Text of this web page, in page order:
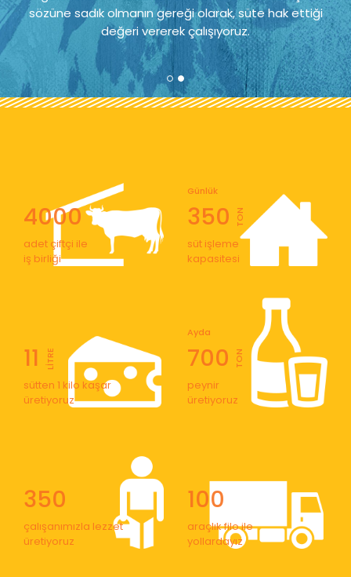
sözüne sadık olmanın gereği olarak, süte hak ettiği
değeri vererek çalışıyoruz.
4000
adet çiftçi ile
iş birliği
350
Günlük
TON
süt işleme
kapasitesi
11 LİTRE
sütten 1 kilo kaşar
üretiyoruz
700
Ayda
TON
peynir
üretiyoruz
350
çalışanımızla lezzet
üretiyoruz
100
araçlık filo ile
yollardayız